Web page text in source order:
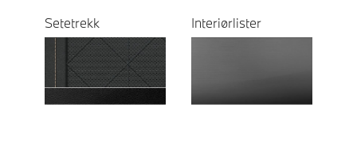
Setetrekk Interiørlister